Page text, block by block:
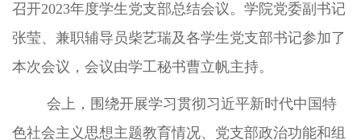
召开2023年度学生党支部总结会议。学院党委副书记
张莹、兼职辅导员柴艺瑞及各学生党支部书记参加了
本次会议，会议由学工秘书曹立帆主持。
会上，围绕开展学习贯彻习近平新时代中国特
色社会主义思想主题教育情况、党支部政治功能和组